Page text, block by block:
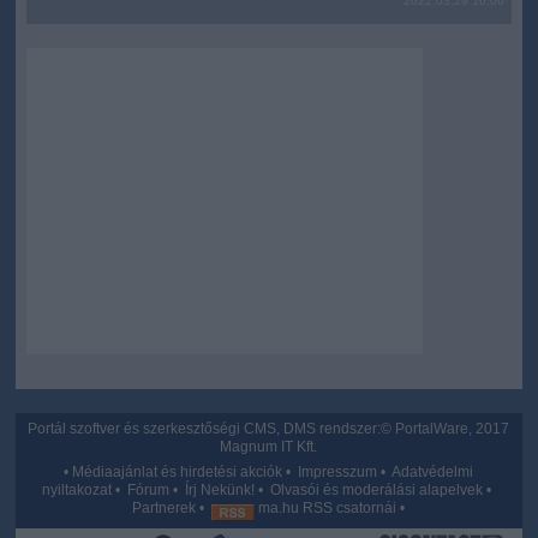
Portál szoftver és szerkesztőségi CMS, DMS rendszer:© PortalWare, 2017
Magnum IT Kft.
• Médiaajánlat és hirdetési akciók • Impresszum •Adatvédelmi
nyiltakozat • Fórum • Írj Nekünk! •Olvasói és moderálási alapelvek •
Partnerek • ma.hu RSS csatornái •